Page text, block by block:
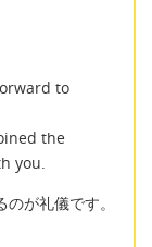
to
the
you.
が礼儀です。